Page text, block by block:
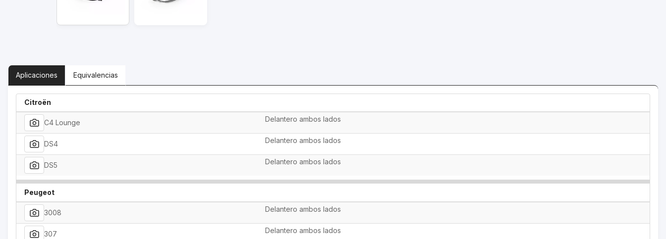
Aplicaciones Equivalencias
Citroën
C4 Lounge Delantero ambos lados
DS4 Delantero ambos lados
DS5 Delantero ambos lados
Peugeot
3008 Delantero ambos lados
307 Delantero ambos lados